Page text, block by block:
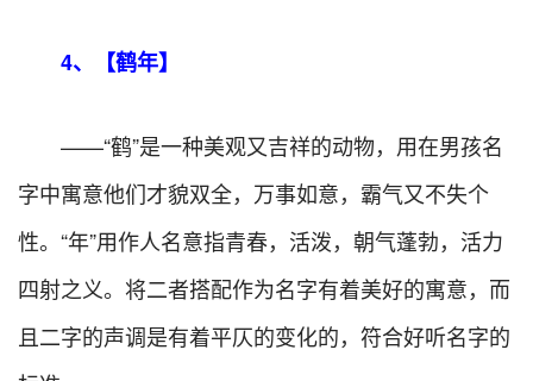
4、【鹤年】
——“鹤”是一种美观又吉祥的动物，用在男孩名
字中寓意他们才貌双全，万事如意，霸气又不失个
性。“年”用作人名意指青春，活泼，朝气蓬勃，活力
四射之义。将二者搭配作为名字有着美好的寓意，而
且二字的声调是有着平仄的变化的，符合好听名字的